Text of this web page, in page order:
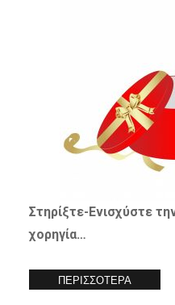
Στηρίξτε-Ενισχύστε
χορηγία…
ΠΕΡΙΣΣΟΤΕΡΑ